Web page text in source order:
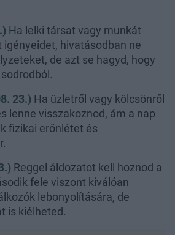
Ha lelki társat vagy munkát
igényeidet, hivatásodban ne
de azt se hagyd, hogy
23.) Ha üzletről vagy kölcsönről
lenne visszakoznod, ám a nap
fizikai erőnlétet és
Reggel áldozatot kell hoznod a
fele viszont kiválóan
lebonyolítására, de
is kiélheted.